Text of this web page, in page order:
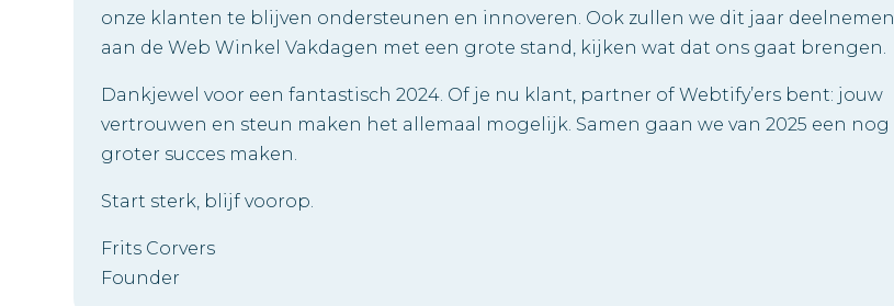
onze klanten te blijven ondersteunen en innoveren. Ook zullen we dit jaar deelnemen
aan de Web Winkel Vakdagen met een grote stand, kijken wat dat ons gaat brengen.
Dankjewel voor een fantastisch 2024. Of je nu klant, partner of Webtify’ers bent: jouw
vertrouwen en steun maken het allemaal mogelijk. Samen gaan we van 2025 een nog
groter succes maken.
Start sterk, blijf voorop.
Frits Corvers
Founder